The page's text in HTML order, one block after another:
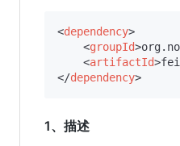
<dependency>
<groupId>
<artifactId>
</dependency>
1、描述